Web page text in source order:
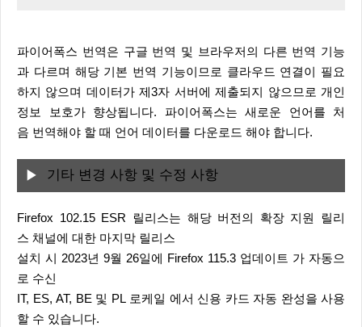
파이어폭스 번역은 구글 번역 및 브라우저의 다른 번역 기능
과 다르며 해당 기본 번역 기능이므로 클라우드 연결이 필요
하지 않으며 데이터가 제3자 서버에 제출되지 않으므로 개인
정보 보호가 향상됩니다. 파이어폭스는 새로운 언어를 처
음 번역해야 할 때 언어 데이터를 다운로드 해야 합니다.
기타 변경 사항 및 수정 사항
Firefox 102.15 ESR 릴리스는 해당 버전의 확장 지원 릴리
스 채널에 대한 마지막 릴리스
설치 시 2023년 9월 26일에 Firefox 115.3 업데이트 가 자동으
로 수신
IT, ES, AT, BE 및 PL 로케일 에서 신용 카드 자동 완성을 사용
할 수 있습니다.